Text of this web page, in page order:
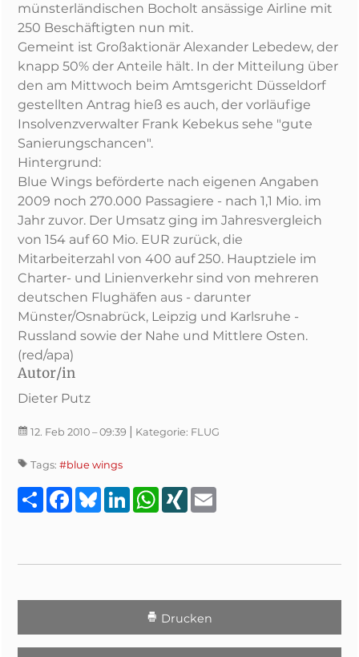
münsterländischen Bocholt ansässige Airline mit
250 Beschäftigten nun mit.
Gemeint ist Großaktionär Alexander Lebedew, der
knapp 50% der Anteile hält. In der Mitteilung über
den am Mittwoch beim Amtsgericht Düsseldorf
gestellten Antrag hieß es auch, der vorläufige
Insolvenzverwalter Frank Kebekus sehe "gute
Sanierungschancen".
Hintergrund:
Blue Wings beförderte nach eigenen Angaben
2009 noch 270.000 Passagiere - nach 1,1 Mio. im
Jahr zuvor. Der Umsatz ging im Jahresvergleich
von 154 auf 60 Mio. EUR zurück, die
Mitarbeiterzahl von 400 auf 250. Hauptziele im
Charter- und Linienverkehr sind von mehreren
deutschen Flughäfen aus - darunter
Münster/Osnabrück, Leipzig und Karlsruhe -
Russland sowie der Nahe und Mittlere Osten.
(red/apa)
Autor/in
Dieter Putz
12. Feb 2010 – 09:39 | Kategorie: FLUG
Tags: #blue wings
TeilenFacebook
BlueskyLinkedInWhatsApp
XING
Drucken